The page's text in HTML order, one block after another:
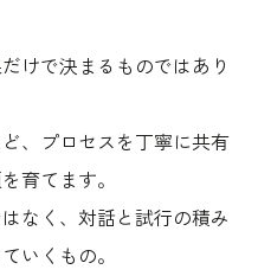
けで決まるものではあり
、プロセスを丁寧に共有
育てます。
なく、対話と試行の積み
いくもの。